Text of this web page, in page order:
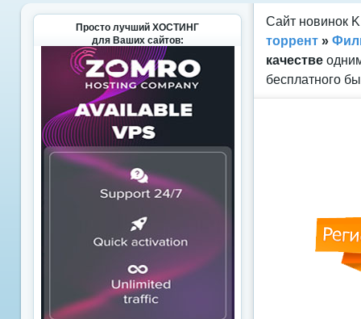
Сайт новинок
торрент »
качестве
бесплатного
Просто лучший ХОСТИНГ
для Ваших сайтов: